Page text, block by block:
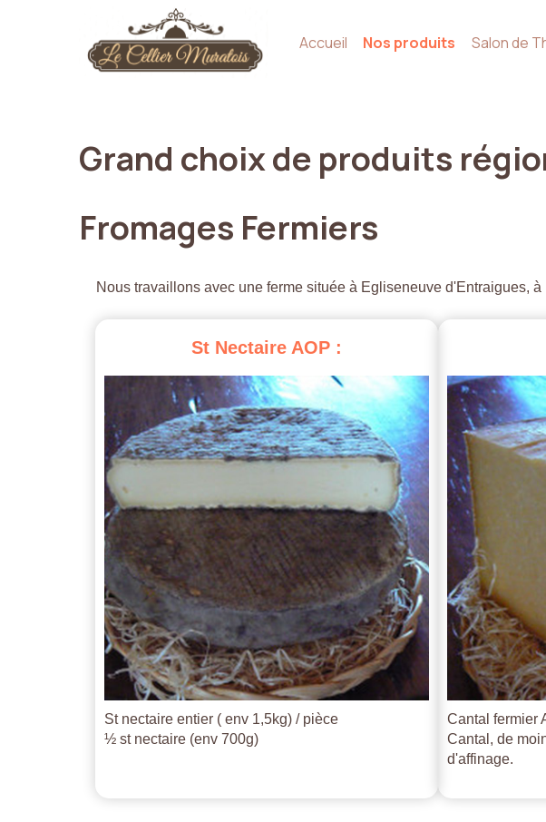
Accueil Nos produits Salon de
Grand choixde produits
Fromages Fermiers
Nous travaillons avec une ferme située à Egliseneuve d'Entraigues,
St Nectaire AOP :
St nectaire entier ( env 1,5kg) / pièce
½ st nectaire (env 700g)
Cantal fermier
Cantal, de
d'affinage.